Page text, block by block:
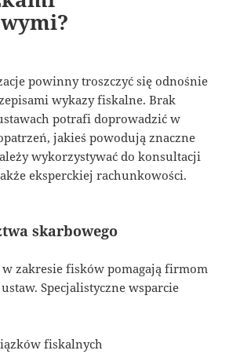
powinny troszczyć się odnośnie
wykazy fiskalne. Brak
potrafi doprowadzić w
jakieś powodują znaczne
wykorzystywać do konsultacji
eksperckiej rachunkowości.
skarbowego
zakresie fisków pomagają firmom
Specjalistyczne wsparcie
fiskalnych